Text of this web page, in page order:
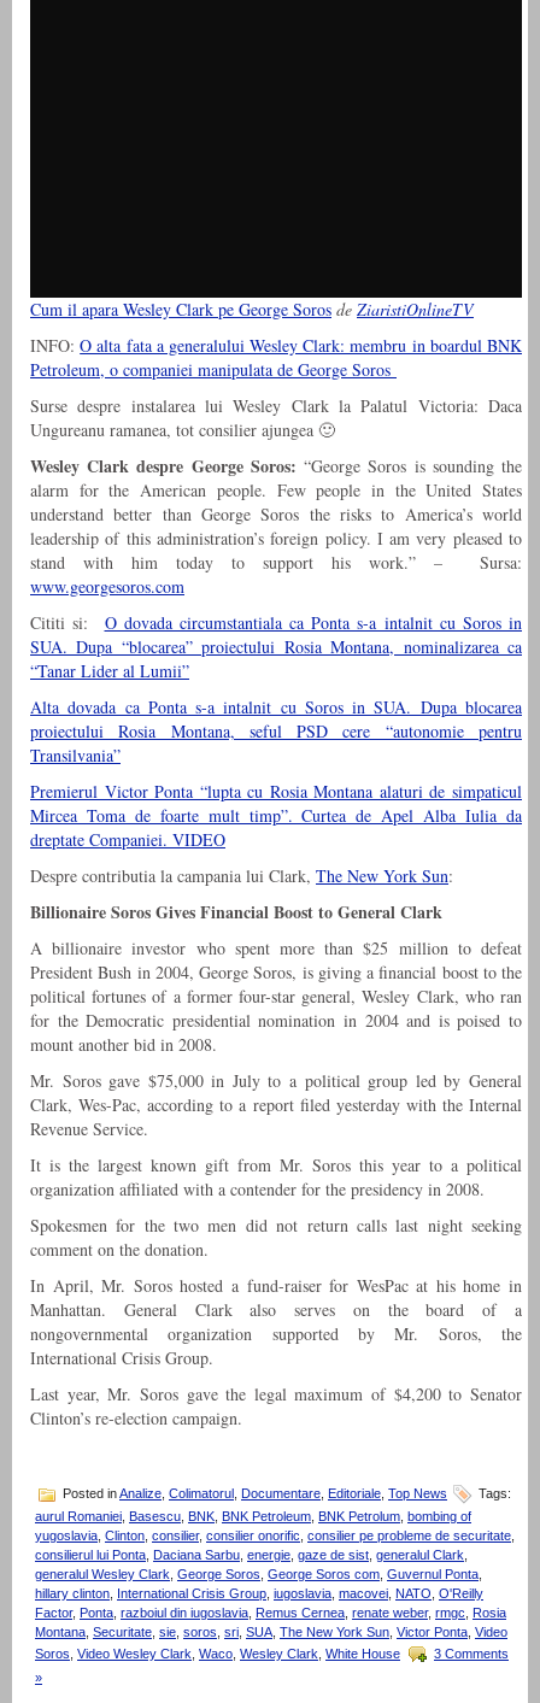
Cum il apara Wesley Clark pe George Soros de ZiaristiOnlineTV
INFO:O alta fata a generalului Wesley Clark: membru in boardul BNK
Petroleum, o companiei manipulata de George Soros
Surse despre instalarea lui Wesley Clark la Palatul Victoria: Daca
Ungureanu ramanea, tot consilier ajungea 🙂
Wesley Clark despre George Soros:“George Soros is sounding the
alarm for the American people. Few people in the United States
understand better than George Soros the risks to America’s world
leadership of this administration’s foreign policy. I am very pleased to
stand with him today to support his work.” – Sursa:
www.georgesoros.com
Cititi si: O dovada circumstantiala ca Ponta s-a intalnit cu Soros in
SUA. Dupa “blocarea” proiectului Rosia Montana, nominalizarea ca
“Tanar Lider al Lumii”
Alta dovada ca Ponta s-a intalnit cu Soros in SUA. Dupa blocarea
proiectului Rosia Montana, seful PSD cere “autonomie pentru
Transilvania”
Premierul Victor Ponta “lupta cu Rosia Montana alaturi de simpaticul
Mircea Toma de foarte mult timp”. Curtea de Apel Alba Iulia da
dreptate Companiei. VIDEO
Despre contributia la campania lui Clark, The New York Sun:
Billionaire Soros Gives Financial Boost to General Clark
A billionaire investor who spent more than $25 million to defeat
President Bush in 2004, George Soros, is giving a financial boost to the
political fortunes of a former four-star general, Wesley Clark, who ran
for the Democratic presidential nomination in 2004 and is poised to
mount another bid in 2008.
Mr. Soros gave $75,000 in July to a political group led by General
Clark, Wes-Pac, according to a report filed yesterday with the Internal
Revenue Service.
It is the largest known gift from Mr. Soros this year to a political
organization affiliated with a contender for the presidency in 2008.
Spokesmen for the two men did not return calls last night seeking
comment on the donation.
In April, Mr. Soros hosted a fund-raiser for WesPac at his home in
Manhattan. General Clark also serves on the board of a
nongovernmental organization supported by Mr. Soros, the
International Crisis Group.
Last year, Mr. Soros gave the legal maximum of $4,200 to Senator
Clinton’s re-election campaign.
Posted inAnalize Colimatorul Documentare Editoriale Top News
Tags:
aurul Romaniei, Basescu, BNK, BNK Petroleum, BNK Petrolum, bombing of
yugoslavia, Clinton, consilier, consilier onorific, consilier pe probleme de securitate,
consilierul lui Ponta, Daciana Sarbu, energie, gaze de sist, generalul Clark,
generalul Wesley Clark, George Soros, George Soros com, Guvernul Ponta,
hillary clinton, International Crisis Group, iugoslavia, macovei, NATO, O'Reilly
Factor, Ponta, razboiul din iugoslavia, Remus Cernea, renate weber, rmgc, Rosia
Montana, Securitate, sie, soros, sri, SUA, The New York Sun, Victor Ponta, Video
Soros Video Wesley Clark Waco Wesley Clark White House
3 Comments
»